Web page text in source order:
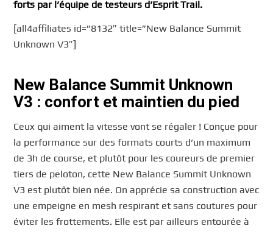
forts par l’équipe de testeurs d’Esprit Trail.
[all4affiliates id=”8132″ title=”New Balance Summit
Unknown V3″]
New Balance Summit Unknown
V3 : confort et maintien du pied
Ceux qui aiment la vitesse vont se régaler ! Conçue pour
la performance sur des formats courts d’un maximum
de 3h de course, et plutôt pour les coureurs de premier
tiers de peloton, cette New Balance Summit Unknown
V3 est plutôt bien née. On apprécie sa construction avec
une empeigne en mesh respirant et sans coutures pour
éviter les frottements. Elle est par ailleurs entourée à